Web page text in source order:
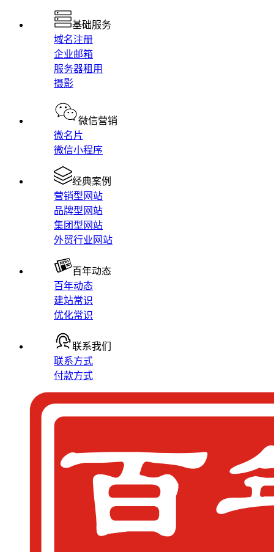
基础服务
域名注册
企业邮箱
服务器租用
摄影
微信营销
微名片
微信小程序
经典案例
营销型网站
品牌型网站
集团型网站
外贸行业网站
百年动态
百年动态
建站常识
优化常识
联系我们
联系方式
付款方式